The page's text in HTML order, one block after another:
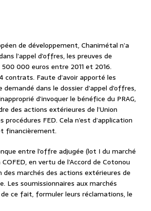
de développement, Chanimétal n’a
l’appel d’offres, les preuves de
000 euros entre 2011 et 2016.
contrats. Faute d’avoir apporté les
dans le dossier d’appel d’offres,
d’invoquer le bénéfice du PRAG,
des actions extérieures de l’Union
FED. Cela n’est d’application
financièrement.
entre l’offre adjugée (lot I du marché
en vertu de l’Accord de Cotonou
marchés des actions extérieures de
Les soumissionnaires aux marchés
ce fait, formuler leurs réclamations, le